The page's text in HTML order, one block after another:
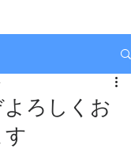
ろしくお